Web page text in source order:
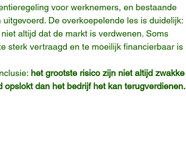
voor werknemers, en bestaande
De overkoepelende les is duidelijk:
altijd dat de markt is verdwenen. Soms
sterk vertraagd en te moeilijk financierbaar is
het grootste risico zijn niet altijd zwakke
dan het bedrijf het kan terugverdienen.